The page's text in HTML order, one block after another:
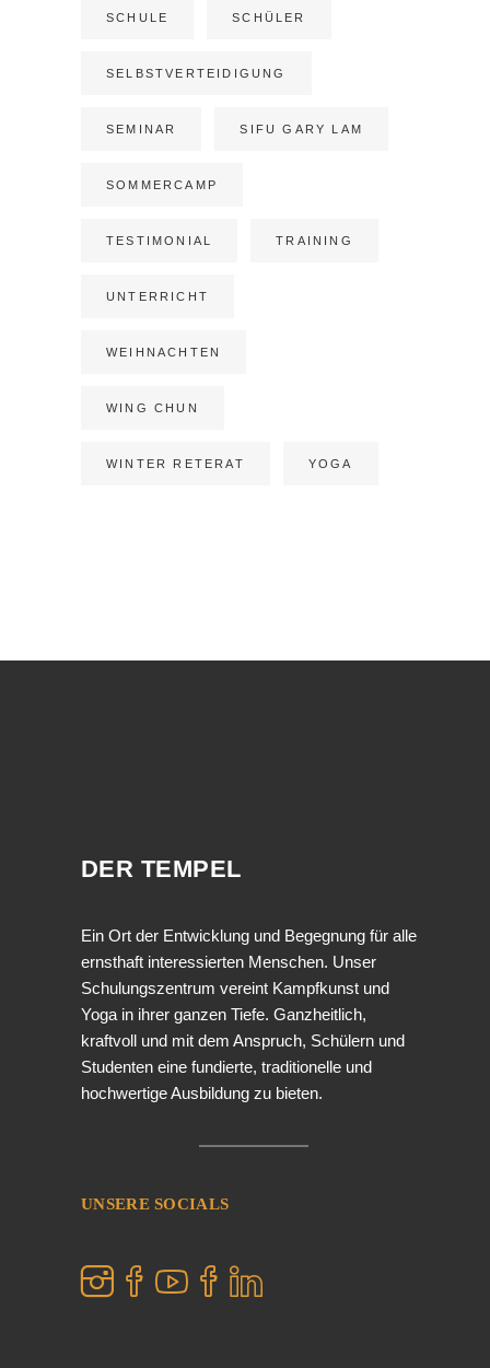
SCHULE SCHÜLER
SELBSTVERTEIDIGUNG
SEMINAR SIFU GARY LAM
SOMMERCAMP
TESTIMONIAL TRAINING
UNTERRICHT
WEIHNACHTEN
WING CHUN
WINTER RETERAT YOGA
DER TEMPEL
Ein Ort der Entwicklung und Begegnung für alle
ernsthaft interessierten Menschen. Unser
Schulungszentrum vereint Kampfkunst und
Yoga in ihrer ganzen Tiefe. Ganzheitlich,
kraftvoll und mit dem Anspruch, Schülern und
Studenten eine fundierte, traditionelle und
hochwertige Ausbildung zu bieten.
UNSERE SOCIALS